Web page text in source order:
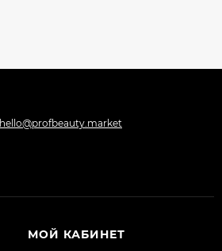
hello@profbeauty.market
МОЙ КАБИНЕТ